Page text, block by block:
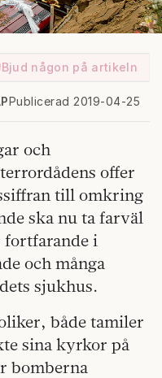
Bjud någon på artikeln
Publicerad 2019-04-25
och
offer
till omkring
ska nu ta farväl
fortfarande i
och många
sjukhus.
både tamiler
sina kyrkor på
bomberna